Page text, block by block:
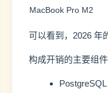
MacBook Pro M2
可以看到，2026 年
构成开销的主要组件